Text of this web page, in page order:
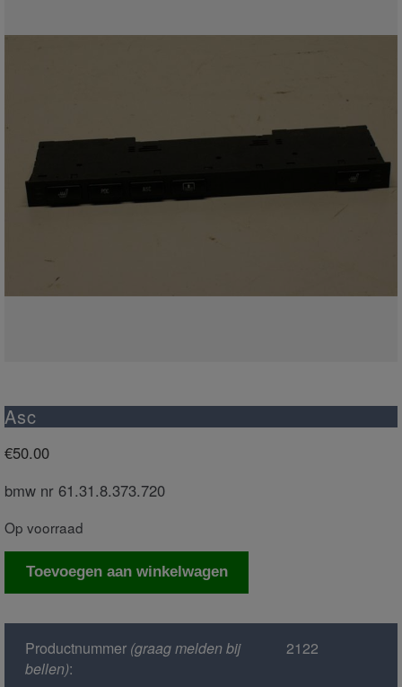
Asc
€50.00
bmw nr 61.31.8.373.720
Op voorraad
AscToevoegen aan winkelwagen
Productnummer(graag melden bij
bellen):
2122